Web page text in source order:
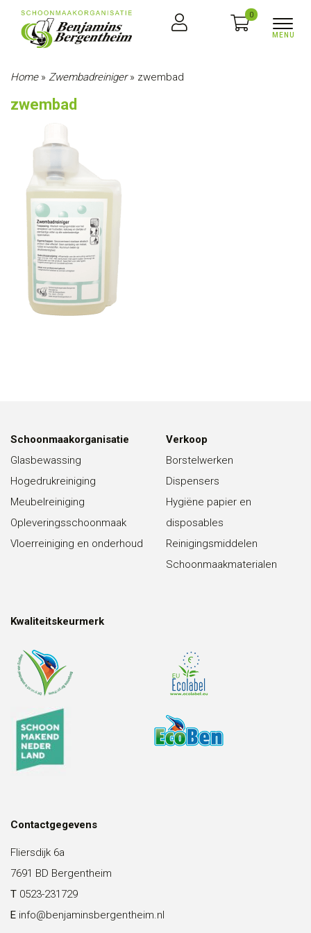
0
Home» Zwembadreiniger» zwembad
zwembad
Schoonmaakorganisatie
Glasbewassing
Hogedrukreiniging
Meubelreiniging
Opleveringsschoonmaak
Vloerreiniging en onderhoud
Verkoop
Borstelwerken
Dispensers
Hygiëne papier en
disposables
Reinigingsmiddelen
Schoonmaakmaterialen
Kwaliteitskeurmerk
Contactgegevens
Fliersdijk 6a
7691 BD Bergentheim
T 0523-231729
E info@benjaminsbergentheim.nl